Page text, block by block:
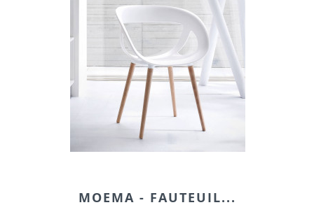
MOEMA - FAUTEUIL...